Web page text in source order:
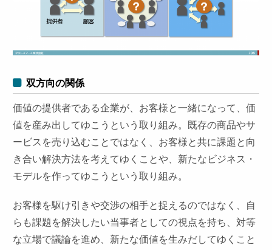
双方向の関係
価値の提供者である企業が、お客様と一緒になって、価
値を産み出してゆこうという取り組み。既存の商品やサ
ービスを売り込むことではなく、お客様と共に課題と向
き合い解決方法を考えてゆくことや、新たなビジネス・
モデルを作ってゆこうという取り組み。
お客様を駆け引きや交渉の相手と捉えるのではなく、自
らも課題を解決したい当事者としての視点を持ち、対等
な立場で議論を進め、新たな価値を生みだしてゆくこと